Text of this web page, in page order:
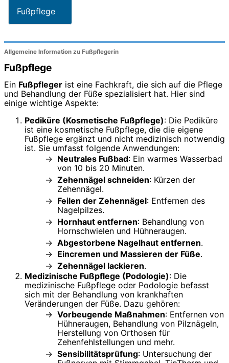
Fußpflege
Allgemeine Information zu Fußpflegerin
Fußpflege
Ein Fußpfleger ist eine Fachkraft, die sich auf die Pflege
und Behandlung der Füße spezialisiert hat. Hier sind
einige wichtige Aspekte:
Pediküre (Kosmetische Fußpflege): Die Pediküre
ist eine kosmetische Fußpflege, die die eigene
Fußpflege ergänzt und nicht medizinisch notwendig
ist. Sie umfasst folgende Anwendungen:
Neutrales Fußbad: Ein warmes Wasserbad
von 10 bis 20 Minuten.
Zehennägel schneiden: Kürzen der
Zehennägel.
Feilen der Zehennägel: Entfernen des
Nagelpilzes.
Hornhaut entfernen: Behandlung von
Hornschwielen und Hühneraugen.
Abgestorbene Nagelhaut entfernen.
Eincremen und Massieren der Füße.
Zehennägel lackieren.
Medizinische Fußpflege (Podologie): Die
medizinische Fußpflege oder Podologie befasst
sich mit der Behandlung von krankhaften
Veränderungen der Füße. Dazu gehören:
Vorbeugende Maßnahmen: Entfernen von
Hühneraugen, Behandlung von Pilznägeln,
Herstellung von Orthosen für
Zehenfehlstellungen und mehr.
Sensibilitätsprüfung: Untersuchung der